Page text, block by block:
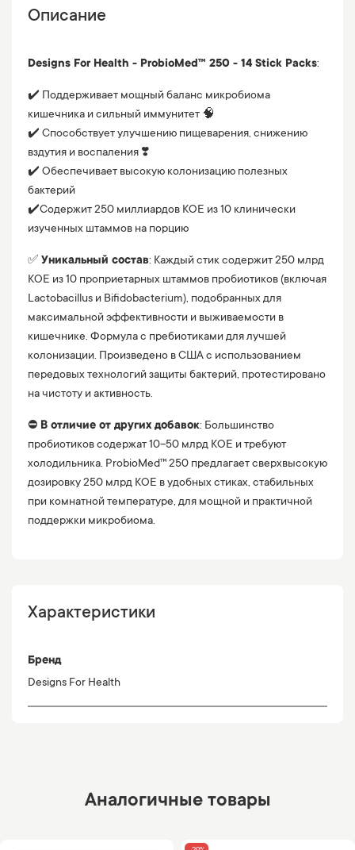
Описание
Designs For Health - ProbioMed™ 250 - 14 Stick Packs:
✔️ Поддерживает мощный баланс микробиома
кишечника и сильный иммунитет 🧠
✔️ Способствует улучшению пищеварения, снижению
вздутия и воспаления ❣️
✔️ Обеспечивает высокую колонизацию полезных
бактерий
✔️Содержит 250 миллиардов КОЕ из 10 клинически
изученных штаммов на порцию
✅ Уникальный состав: Каждый стик содержит 250 млрд
КОЕ из 10 проприетарных штаммов пробиотиков (включая
Lactobacillus и Bifidobacterium), подобранных для
максимальной эффективности и выживаемости в
кишечнике. Формула с пребиотиками для лучшей
колонизации. Произведено в США с использованием
передовых технологий защиты бактерий, протестировано
на чистоту и активность.
⛔️ В отличие от других добавок: Большинство
пробиотиков содержат 10–50 млрд КОЕ и требуют
холодильника. ProbioMed™ 250 предлагает сверхвысокую
дозировку 250 млрд КОЕ в удобных стиках, стабильных
при комнатной температуре, для мощной и практичной
поддержки микробиома.
Характеристики
Бренд
Designs For Health
Аналогичные товары